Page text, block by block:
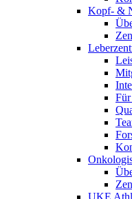
Kopf- &
UKE